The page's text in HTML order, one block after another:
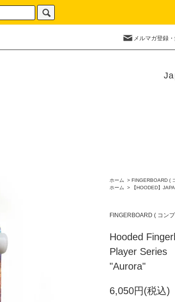
メルマガ登録
ホーム > FINGERBOARD (
ホーム
> 【HOODED】
FINGERBOARD ( コン
Hooded
Player Series
"Aurora"
6,050円(税込)